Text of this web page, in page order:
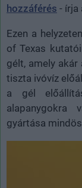
hozzáférés - írja
Ezen a
of Texas
gélt, amely akár
tiszta ivóvíz
a gél
alapanygokra
gyártása